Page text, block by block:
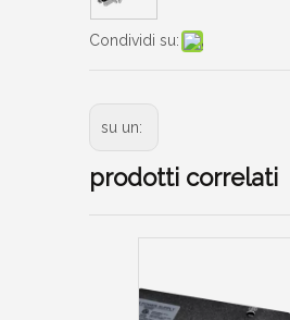
Condividi su:
su un:
prodotti correlati